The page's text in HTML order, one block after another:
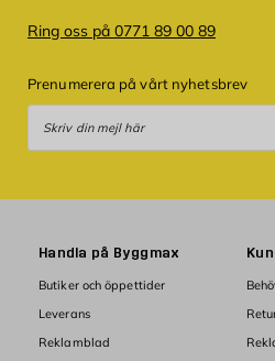
Ring oss på 0771 89 00 89
Prenumerera på vårt nyhetsbrev
Handla på Byggmax
Butiker och öppettider
Leverans
Reklamblad